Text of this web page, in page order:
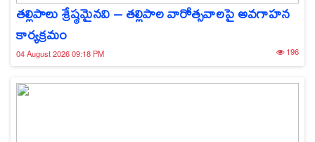
తల్లిపాలు శ్రేష్ఠమైనవి – తల్లిపాల వారోత్సవాలపై అవగాహన
కార్యక్రమం
04 August 2026 09:18 PM 196